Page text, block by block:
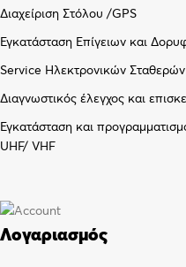
Διαχείριση Στόλου /GPS
Εγκατάσταση Επίγειων και
Service Ηλεκτρονικών
Διαγνωστικός έλεγχος και
Εγκατάσταση και
UHF/ VHF
Λογαριασμός